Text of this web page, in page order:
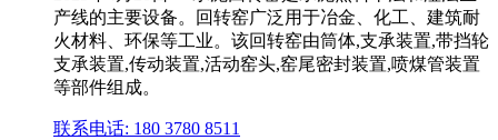
产线的主要设备。回转窑广泛用于冶金、化工、建筑耐
火材料、环保等工业。该回转窑由筒体,支承装置,带挡轮
支承装置,传动装置,活动窑头,窑尾密封装置,喷煤管装置
等部件组成。
联系电话: 180 3780 8511